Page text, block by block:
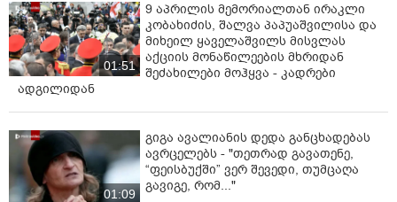
01:51
9 აპრილის მემორიალთან ირაკლი
კობახიძის, შალვა პაპუაშვილისა და
მიხეილ ყაველაშვილს მისვლას
აქციის მონაწილეების მხრიდან
შეძახილები მოჰყვა - კადრები
ადგილიდან
01:09
გიგა ავალიანის დედა განცხადებას
ავრცელებს - "თეთრად გავათენე,
“ფეისბუქში” ვერ შევედი, თუმცაღა
გავიგე, რომ..."